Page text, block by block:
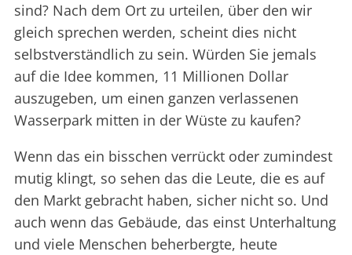
sind? Nach dem Ort zu urteilen, über den wir
gleich sprechen werden, scheint dies nicht
selbstverständlich zu sein. Würden Sie jemals
auf die Idee kommen, 11 Millionen Dollar
auszugeben, um einen ganzen verlassenen
Wasserpark mitten in der Wüste zu kaufen?
Wenn das ein bisschen verrückt oder zumindest
mutig klingt, so sehen das die Leute, die es auf
den Markt gebracht haben, sicher nicht so. Und
auch wenn das Gebäude, das einst Unterhaltung
und viele Menschen beherbergte, heute